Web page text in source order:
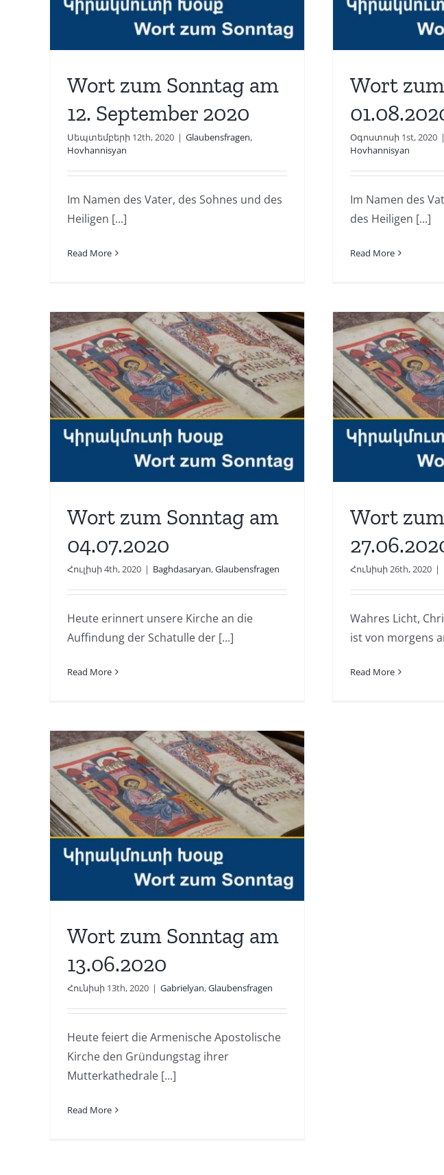
Wort zum Sonntag am
12. September 2020
Սեպտեմբերի 12th, 2020 | Glaubensfragen,
Hovhannisyan
Im Namen des Vater, des Sohnes und des
Heiligen [...]
Read More
Glaubensfragen Hovhannisyan
Wort
Օգոստոսի 1st, 2020 |
Hovhannisyan
Im Namen des
des Heiligen [...]
Read More
Wort
Wort zum Sonntag am
04.07.2020
Հուլիսի 4th, 2020 | Baghdasaryan,Glaubensfragen
Heute erinnert unsere Kirche an die
Auffindung der Schatulle der [...]
Read More
Wort zum Sonntag am
27.06.2020
Bilicyan Glaubensfragen
Wort
Հունիսի 26th, 2020 |
Wahres Licht,
ist von morgens
Read More
Wort zum Sonntag am
13.06.2020
Հունիսի 13th, 2020 | Gabrielyan,Glaubensfragen
Heute feiert die Armenische Apostolische
Kirche den Gründungstag ihrer
Mutterkathedrale [...]
Read More